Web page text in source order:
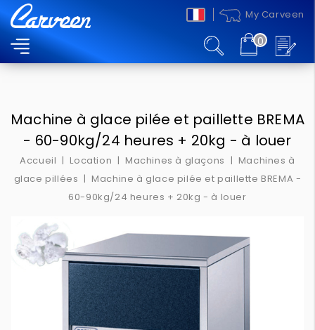
My Carveen
0
MENU
Machine à glace pilée et paillette BREMA
- 60-90kg/24 heures + 20kg - à louer
Accueil Location Machines à glaçons
Machines à
glace pillées
Machine à glace pilée et paillette BREMA -
60-90kg/24 heures + 20kg - à louer